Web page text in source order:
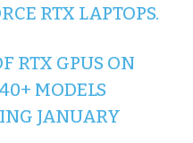
RTX LAPTOPS.
RTX GPUS ON
MODELS
JANUARY